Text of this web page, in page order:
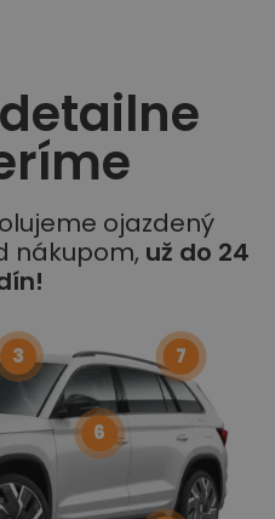
ojazdený
nákupom, už do 24
3
6
7